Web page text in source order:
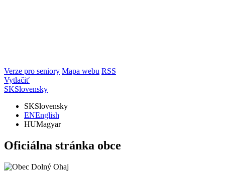
Verze pro seniory Mapa webu RSS
Vytlačiť
SKSlovensky
SKSlovensky
ENEnglish
HUMagyar
Oficiálna stránka obce